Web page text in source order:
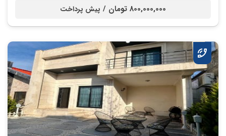
800,000,000 تومان / پیش پرداخت